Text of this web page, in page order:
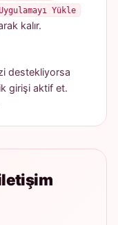
Yükle
kalır.
destekliyorsa
girişi aktif et.